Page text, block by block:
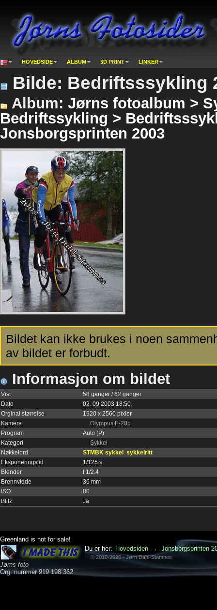
HOVEDSIDE ALBUM 3D PRINT LINKER
Bilde: Bedriftsssykling
Album: Jørns fotoalbum >
Bedriftssykling >
Jonsborgsprinten 2003
Bildet kan ikke brukes i noen
av bildet er forbudt.
Informasjon om bildet
Vist
58 ganger / 62 ganger
Dato
02. 09 2003 18:50
Orginal størrelse
1920 x 2560 pixler
Kamera
Olympus E-20p
Program
Auto (P)
Kategori
Sykkel
Nøkkelord
STMBK sykkel
sykkelritt
Eksponeringstid
1/125 s
Blender
f 1/2.4
Brennvidde
36 mm
ISO
80
Blitz
Ja
Greenland is not for sale!
Jørns foto
Org. nummer 919 198 362
Du er her: Hovedsiden → Jonsborgsprinten
© 2010-2026 - Jørn Dahl-Stamnes